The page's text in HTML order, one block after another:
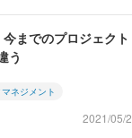
までのプロジェクト
う
ネジメント
2021/05/